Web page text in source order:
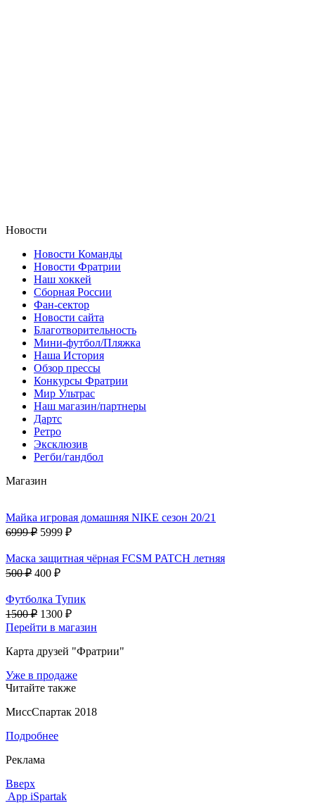
Новости
Новости Команды
Новости Фратрии
Наш хоккей
Сборная России
Фан-cектор
Новости сайта
Благотворительность
Мини-футбол/Пляжка
Наша История
Обзор прессы
Конкурсы Фратрии
Мир Ультрас
Наш магазин/партнеры
Дартс
Ретро
Эксклюзив
Регби/гандбол
Магазин
Майка игровая домашняя NIKE сезон 20/21
6999 ₽ 5999 ₽
Маска защитная чёрная FCSM PATCH летняя
500 ₽ 400 ₽
Футболка Тупик
1500 ₽ 1300 ₽
Перейти в магазин
Карта друзей "Фратрии"
Уже в продаже
Читайте также
МиссСпартак 2018
Подробнее
Реклама
Вверх
App iSpartak